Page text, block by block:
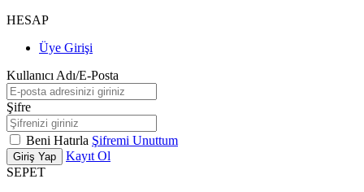
HESAP
Üye Girişi
Kullanıcı Adı/E-Posta
Şifre
Beni Hatırla Şifremi Unuttum
Giriş Yap
Kayıt Ol
SEPET